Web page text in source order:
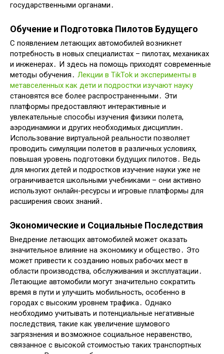
государственными органами․
Обучение и Подготовка Пилотов Будущего
С появлением летающих автомобилей возникнет
потребность в новых специалистах – пилотах, механиках
и инженерах․ И здесь на помощь приходят современные
методы обучения․ Лекции в TikTok и эксперименты в
метавселенных как дети и подростки изучают науку
становятся все более распространенными․ Эти
платформы предоставляют интерактивные и
увлекательные способы изучения физики полета,
аэродинамики и других необходимых дисциплин․
Использование виртуальной реальности позволяет
проводить симуляции полетов в различных условиях,
повышая уровень подготовки будущих пилотов․ Ведь
для многих детей и подростков изучение науки уже не
ограничивается школьными учебниками – они активно
используют онлайн-ресурсы и игровые платформы для
расширения своих знаний․
Экономические и Социальные Последствия
Внедрение летающих автомобилей может оказать
значительное влияние на экономику и общество․ Это
может привести к созданию новых рабочих мест в
области производства, обслуживания и эксплуатации․
Летающие автомобили могут значительно сократить
время в пути и улучшить мобильность, особенно в
городах с высоким уровнем трафика․ Однако
необходимо учитывать и потенциальные негативные
последствия, такие как увеличение шумового
загрязнения и возможное социальное неравенство,
связанное с высокой стоимостью таких транспортных